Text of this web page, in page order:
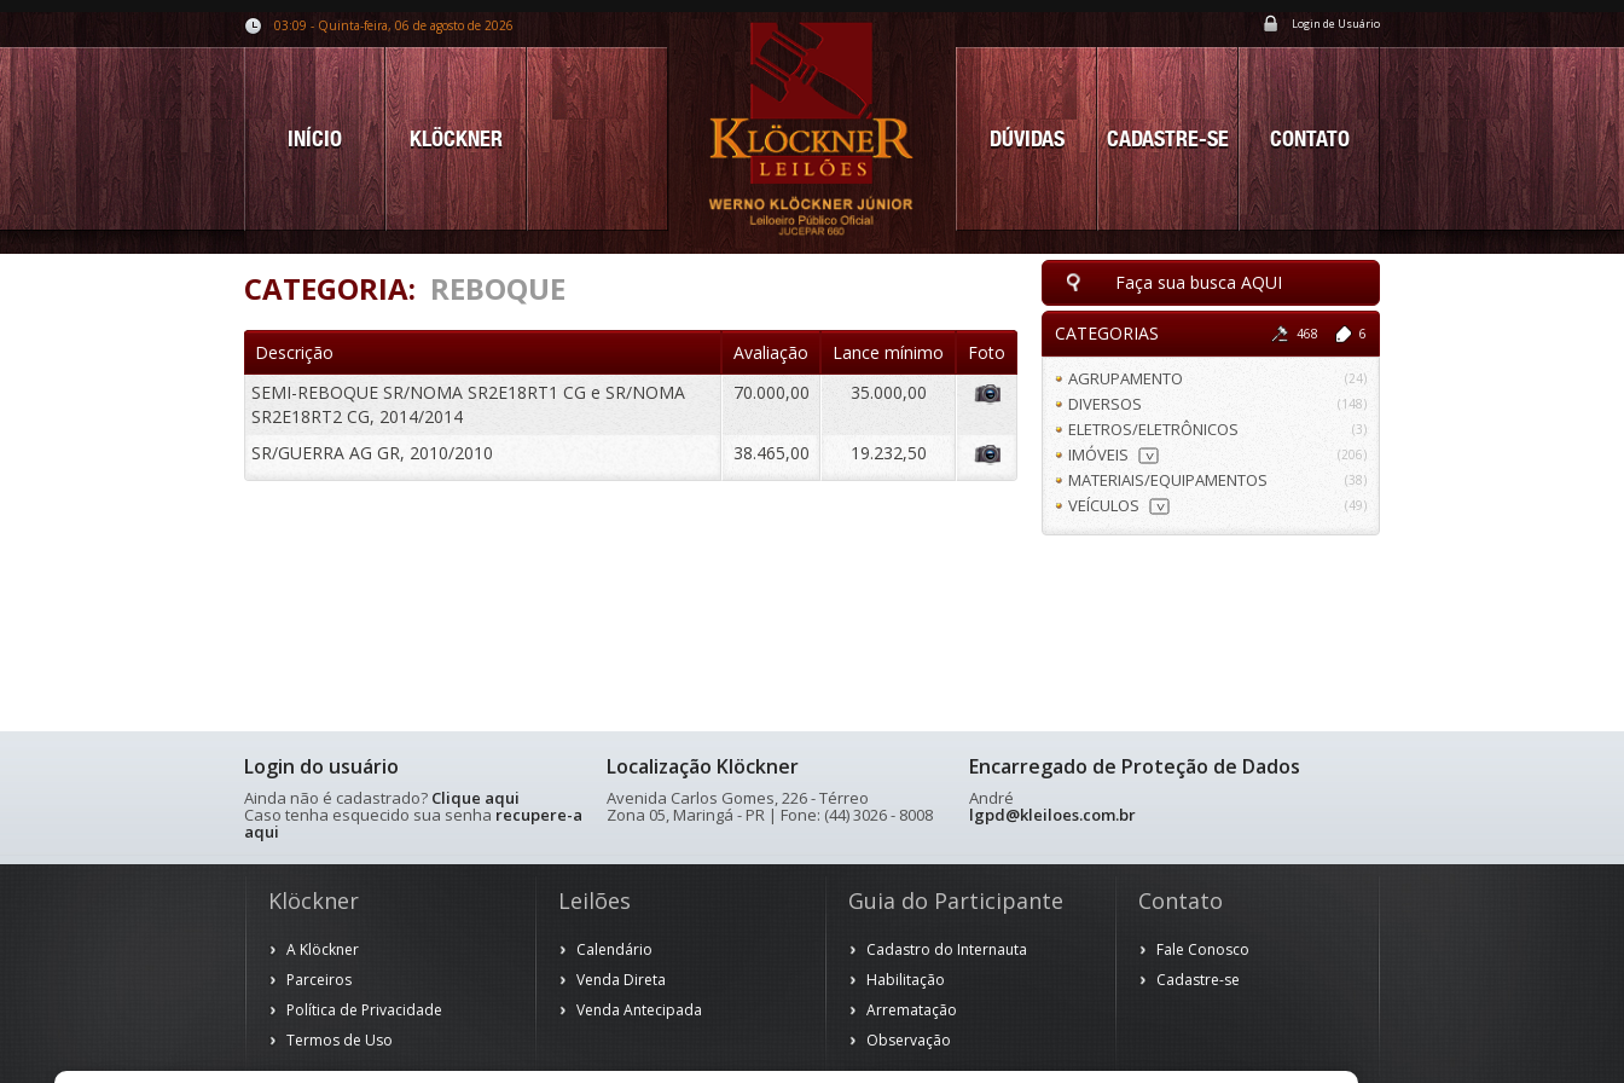
03:09 - Quinta-feira, 06 de agosto de 2026 Login de Usuário
INÍCIO KLÖCKNER CONTATO
CADASTRE-SE
DÚVIDAS
CATEGORIA: REBOQUE
Descrição Avaliação Lance mínimo
Foto
SEMI-REBOQUE SR/NOMA SR2E18RT1 CG e SR/NOMA
SR2E18RT2 CG, 2014/2014
70.000,00 35.000,00
SR/GUERRA AG GR, 2010/2010 38.465,00 19.232,50
Faça sua busca AQUI
CATEGORIAS 468 6
AGRUPAMENTO (24)
DIVERSOS (148)
ELETROS/ELETRÔNICOS (3)
IMÓVEIS > (206)
MATERIAIS/EQUIPAMENTOS (38)
VEÍCULOS > (49)
Login do usuário
Ainda não é cadastrado? Clique aqui
Caso tenha esquecido sua senha recupere-a
aqui
Localização Klöckner
Avenida Carlos Gomes, 226 - Térreo
Zona 05, Maringá - PR | Fone: (44) 3026 - 8008
Encarregado de Proteção de Dados
André
lgpd@kleiloes.com.br
Klöckner
A Klöckner
Parceiros
Política de Privacidade
Termos de Uso
Leilões
Calendário
Venda Direta
Venda Antecipada
Guia do Participante
Cadastro do Internauta
Habilitação
Arrematação
Observação
Contato
Fale Conosco
Cadastre-se